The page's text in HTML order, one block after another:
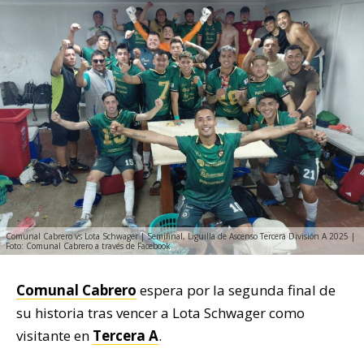
Comunal Cabrero vs Lota Schwager | Semifinal, Liguilla de Ascenso Tercera División A 2025 |
Foto: Comunal Cabrero a través de Facebook
Comunal Cabrero espera por la segunda final de
su historia tras vencer a Lota Schwager como
visitante en Tercera A.